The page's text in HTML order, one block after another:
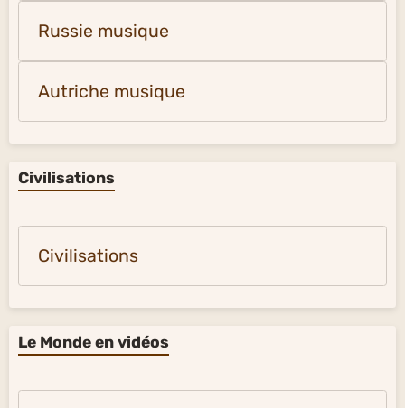
Russie musique
Autriche musique
Civilisations
Civilisations
Le Monde en vidéos